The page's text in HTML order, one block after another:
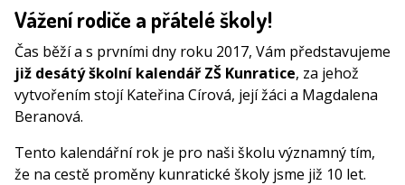
Vážení rodiče a přátelé školy!
Čas běží a s prvními dny roku 2017, Vám představujeme
již desátý školní kalendář ZŠ Kunratice, za jehož
vytvořením stojí Kateřina Círová, její žáci a Magdalena
Beranová.
Tento kalendářní rok je pro naši školu významný tím,
že na cestě proměny kunratické školy jsme již 10 let.